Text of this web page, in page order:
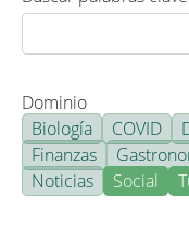
Dominio
Biología
COVID
Finanzas
Noticias
Social